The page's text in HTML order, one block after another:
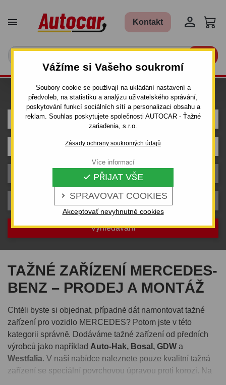
Vážíme si Vašeho soukromí
Soubory cookie se používají na ukládání nastavení a
předvoleb, na statistiku a analýzu uživatelského správání,
poskytování funkcí sociálních sítí a personalizaci obsahu a
reklam. Souhlas poskytujete společnosti AUTOCAR - Ťažné
zariadenia, s.r.o.
Zásady ochrany soukromých údajů
 SPRAVOVAT COOKIES
 PŘIJAT VŠE
Akceptovať nevyhnutné cookies
Více informací
 Kontakt 
Hledám tažné zařízení pro auto
MERCEDES
TAŽNÉ ZAŘÍZENÍ MERCEDES-
BENZ – PRODEJ A MONTÁŽ
Chtěli byste si objednat, případně dát namontovat tažné
zařízení pro vozidlo MERCEDES? Potom jste v této
kategorii správně. Dodáváme tažné zařízení od předních
výrobců jako například Auto-Hak, Bosal, GDW a
Westfalia. V naší nabídce naleznete pouze kvalitní tažná
zařízení se speciální povrchovou úpravou proti korozi. Na